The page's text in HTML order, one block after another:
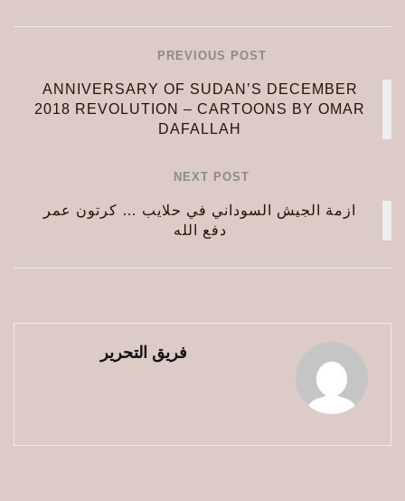
PREVIOUS POST
ANNIVERSARY OF SUDAN’S DECEMBER
2018 REVOLUTION – CARTOONS BY OMAR
DAFALLAH
NEXT POST
ازمة الجيش السوداني في حلايب … كرتون عمر
دفع الله
فريق التحرير